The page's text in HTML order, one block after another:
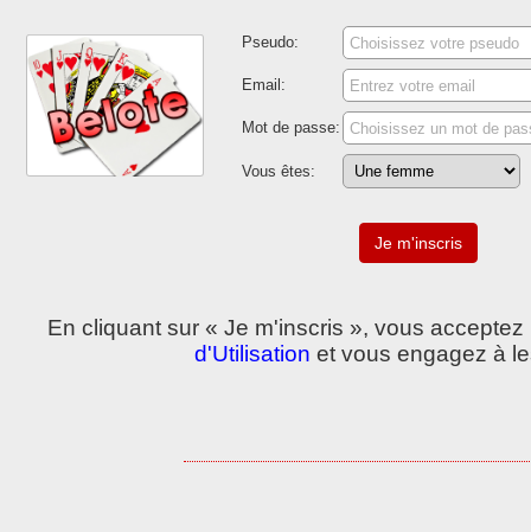
Pseudo:
Email:
Mot de passe:
Vous êtes:
En cliquant sur « Je m'inscris », vous
d'Utilisation et vous engagez à